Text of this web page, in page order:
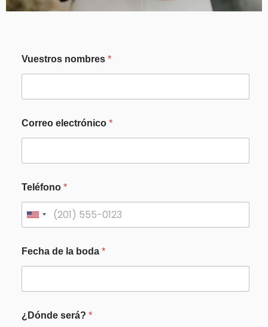
Vuestros nombres *
Correo electrónico *
Teléfono *
Fecha de la boda *
¿Dónde será? *